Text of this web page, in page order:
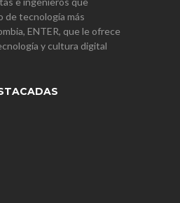
de tecnología más
ENTER, que le ofrece
y cultura digital